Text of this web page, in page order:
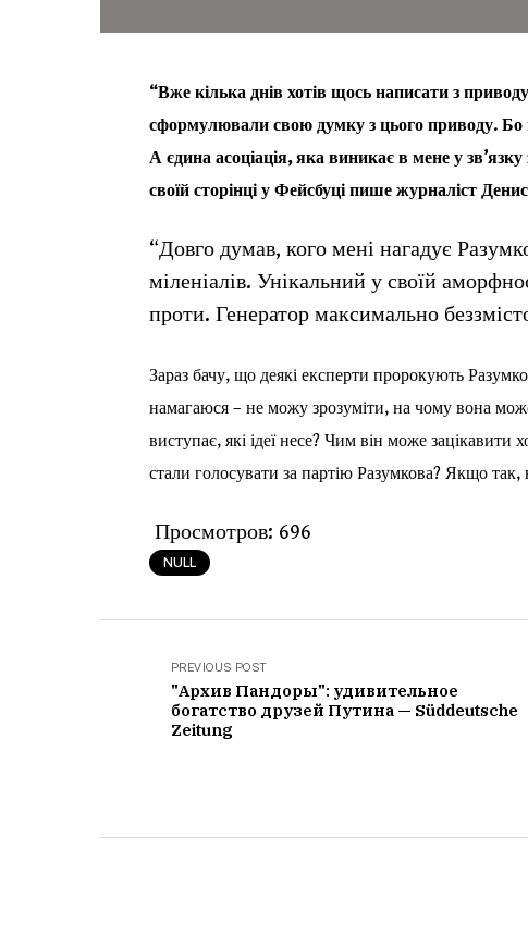
“Вже кілька днів хотів щось написати з
сформулювали свою думку з цього приводу. Бо
А єдина асоціація, яка виникає в мене у
своїй сторінці у Фейсбуці пише журналіст
“Довго думав, кого мені нагадує
міленіалів. Унікальний у своїй
проти. Генератор максимально
Зараз бачу, що деякі експерти пророкують
намагаюся – не можу зрозуміти, на чому вона
виступає, які ідеї несе? Чим він може
стали голосувати за партію Разумкова? Якщо
Просмотров: 696
NULL
PREVIOUS POST
"Архив Пандоры": удивительное
богатство друзей Путина — Süddeutsche
Zeitung